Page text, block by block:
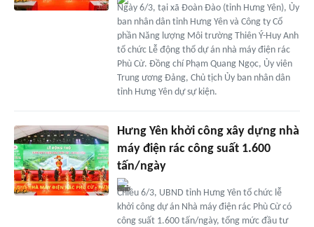
Ngày 6/3, tại xã Đoàn Đào (tỉnh Hưng Yên), Ủy
ban nhân dân tỉnh Hưng Yên và Công ty Cổ
phần Năng lượng Môi trường Thiên Ý-Huy Anh
tổ chức Lễ động thổ dự án nhà máy điện rác
Phù Cừ. Đồng chí Phạm Quang Ngọc, Ủy viên
Trung ương Đảng, Chủ tịch Ủy ban nhân dân
tỉnh Hưng Yên dự sự kiện.
Hưng Yên khởi công xây dựng nhà
máy điện rác công suất 1.600
tấn/ngày
Chiều 6/3, UBND tỉnh Hưng Yên tổ chức lễ
khởi công dự án Nhà máy điện rác Phù Cừ có
công suất 1.600 tấn/ngày, tổng mức đầu tư